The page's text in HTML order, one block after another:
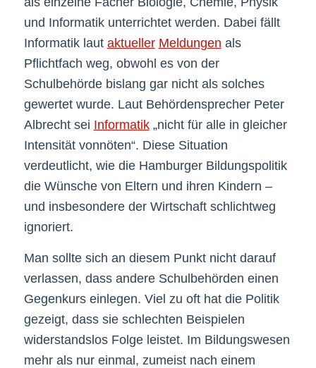
und Informatik unterrichtet werden. Dabei fällt
Informatik laut aktueller Meldungen als
Pflichtfach weg, obwohl es von der
Schulbehörde bislang gar nicht als solches
gewertet wurde. Laut Behördensprecher Peter
Albrecht sei Informatik„nicht für alle in gleicher
Intensität vonnöten“. Diese Situation
verdeutlicht, wie die Hamburger Bildungspolitik
die Wünsche von Eltern und ihren Kindern –
und insbesondere der Wirtschaft schlichtweg
ignoriert.
Man sollte sich an diesem Punkt nicht darauf
verlassen, dass andere Schulbehörden einen
Gegenkurs einlegen. Viel zu oft hat die Politik
gezeigt, dass sie schlechten Beispielen
widerstandslos Folge leistet. Im Bildungswesen
mehr als nur einmal, zumeist nach einem